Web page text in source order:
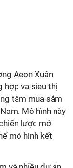
Aeon Xuân
hợp và siêu thị
tâm mua sắm
Mô hình này
lược mở
mô hình kết